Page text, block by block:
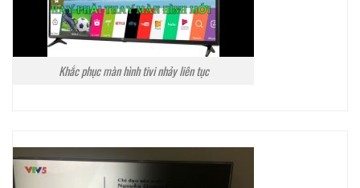
Khắc phục màn hình tivi nhảy liên tục